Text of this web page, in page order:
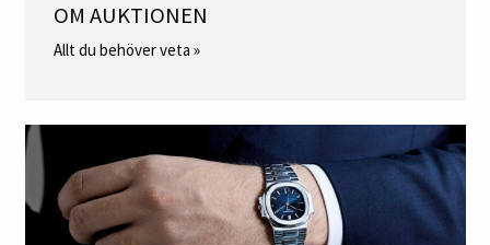
OM AUKTIONEN
Allt du behöver veta »